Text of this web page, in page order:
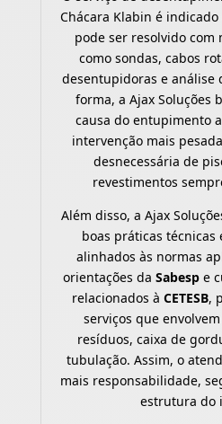
Chácara Klabin é
pode ser resolvido com
como sondas, cabos
desentupidoras e análise
forma, a Ajax Soluções
causa do entupimento
intervenção mais
desnecessária de
revestimentos
Além disso, a Ajax
boas práticas técnicas
alinhados às normas
orientações da Sabespe
relacionados à CETESB,
serviços que
resíduos, caixa de
tubulação. Assim, o
mais responsabilidade,
estrutura do